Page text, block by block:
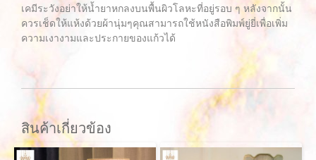
เคมีระวังอย่าให้น้ำยาหกลงบนพื้นผิวโลหะที่อยู่รอบ ๆ หลังจากนั้น
ควรเช็ดให้แห้งด้วยผ้านุ่มๆคุณสามารถใช้หนังสือพิมพ์ยู่ยี่เพื่อเพิ่ม
ความเงางามและประกายของแก้วได้
สินค้าเกี่ยวข้อง